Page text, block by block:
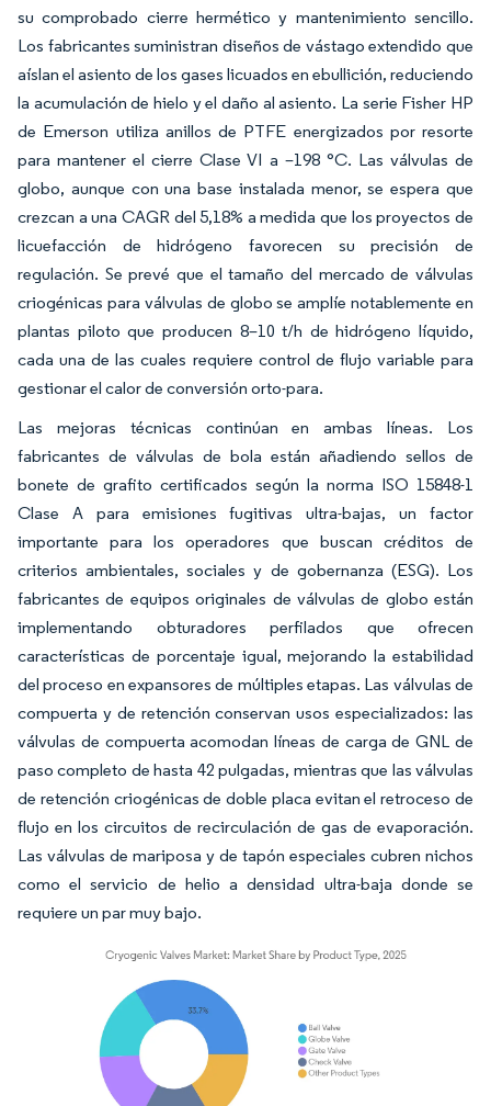
su comprobado cierre hermético y mantenimiento sencillo.
Los fabricantes suministran diseños de vástago extendido que
aíslan el asiento de los gases licuados en ebullición, reduciendo
la acumulación de hielo y el daño al asiento. La serie Fisher HP
de Emerson utiliza anillos de PTFE energizados por resorte
para mantener el cierre Clase VI a –198 °C. Las válvulas de
globo, aunque con una base instalada menor, se espera que
crezcan a una CAGR del 5,18% a medida que los proyectos de
licuefacción de hidrógeno favorecen su precisión de
regulación. Se prevé que el tamaño del mercado de válvulas
criogénicas para válvulas de globo se amplíe notablemente en
plantas piloto que producen 8–10 t/h de hidrógeno líquido,
cada una de las cuales requiere control de flujo variable para
gestionar el calor de conversión orto-para.
Las mejoras técnicas continúan en ambas líneas. Los
fabricantes de válvulas de bola están añadiendo sellos de
bonete de grafito certificados según la norma ISO 15848-1
Clase A para emisiones fugitivas ultra-bajas, un factor
importante para los operadores que buscan créditos de
criterios ambientales, sociales y de gobernanza (ESG). Los
fabricantes de equipos originales de válvulas de globo están
implementando obturadores perfilados que ofrecen
características de porcentaje igual, mejorando la estabilidad
del proceso en expansores de múltiples etapas. Las válvulas de
compuerta y de retención conservan usos especializados: las
válvulas de compuerta acomodan líneas de carga de GNL de
paso completo de hasta 42 pulgadas, mientras que las válvulas
de retención criogénicas de doble placa evitan el retroceso de
flujo en los circuitos de recirculación de gas de evaporación.
Las válvulas de mariposa y de tapón especiales cubren nichos
como el servicio de helio a densidad ultra-baja donde se
requiere un par muy bajo.